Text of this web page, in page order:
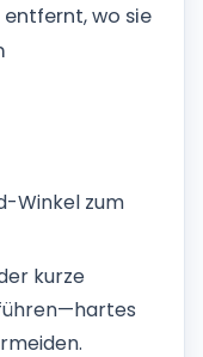
wo sie
Winkel zum
kurze